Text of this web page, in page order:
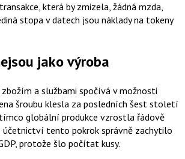
která by zmizela, žádná mzda,
stopa v datech jsou náklady na tokeny
jako výroba
a službami spočívá v možnosti
šroubu klesla za posledních šest století
globální produkce vzrostla řádově
účetnictví tento pokrok správně zachytilo
protože šlo počítat kusy.